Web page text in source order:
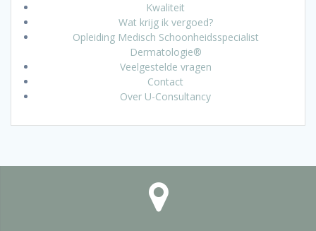
Kwaliteit
Wat krijg ik vergoed?
Opleiding Medisch Schoonheidsspecialist
Dermatologie®
Veelgestelde vragen
Contact
Over U-Consultancy